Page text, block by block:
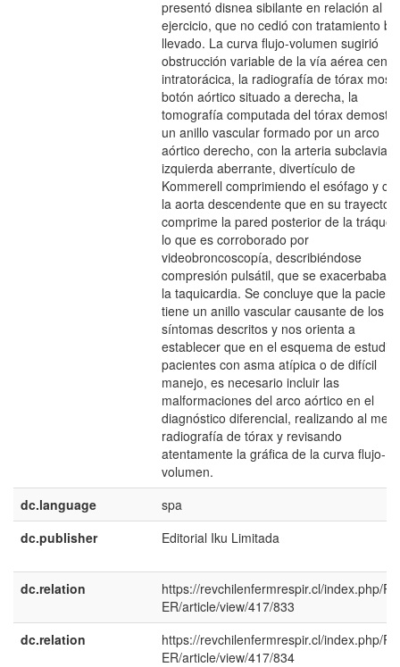
presentó disnea sibilante en relación al
ejercicio, que no cedió con tratamiento
llevado. La curva flujo-volumen sugirió
obstrucción variable de la vía aérea
intratorácica, la radiografía de tórax
botón aórtico situado a derecha, la
tomografía computada del tórax demostró
un anillo vascular formado por un arco
aórtico derecho, con la arteria subclavia
izquierda aberrante, divertículo de
Kommerell comprimiendo el esófago y
la aorta descendente que en su trayecto
comprime la pared posterior de la
lo que es corroborado por
videobroncoscopía, describiéndose
compresión pulsátil, que se exacerbaba
la taquicardia. Se concluye que la
tiene un anillo vascular causante de los
síntomas descritos y nos orienta a
establecer que en el esquema de estudio
pacientes con asma atípica o de difícil
manejo, es necesario incluir las
malformaciones del arco aórtico en el
diagnóstico diferencial, realizando al
radiografía de tórax y revisando
atentamente la gráfica de la curva flujo-
volumen.
dc.language
spa
dc.publisher
Editorial Iku Limitada
dc.relation
https://revchilenfermrespir.cl/index.php/
ER/article/view/417/833
dc.relation
https://revchilenfermrespir.cl/index.php/
ER/article/view/417/834